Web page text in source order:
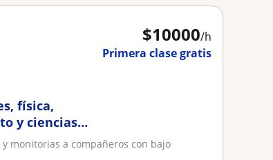
$10000/h
Primera clase gratis
física,
y ciencias
monitorias a compañeros con bajo